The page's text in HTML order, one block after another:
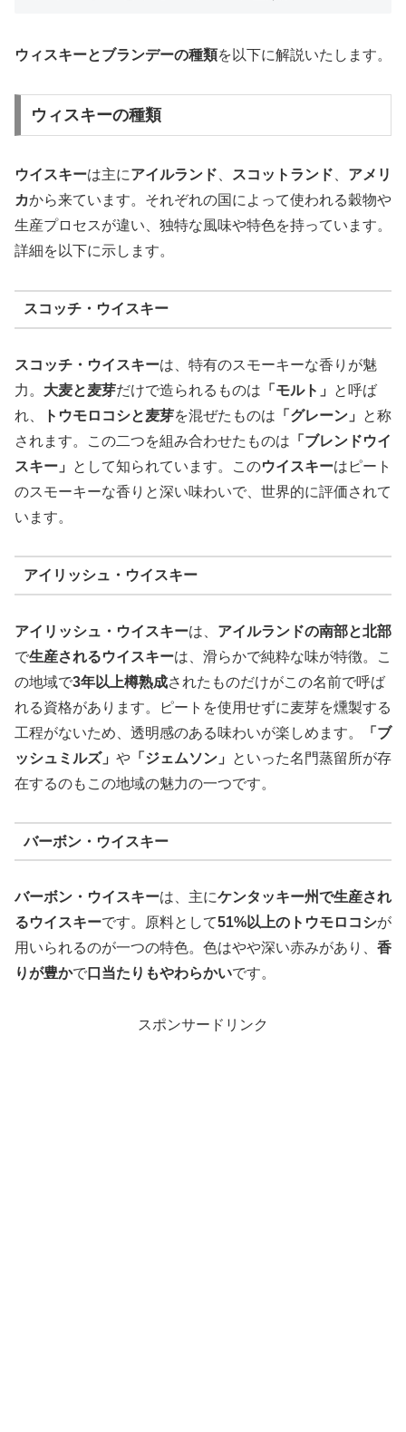
ウィスキーとブランデーの種類を以下に解説いたします。
ウィスキーの種類
ウイスキーは主にアイルランド スコットランド
アメリ
カから来ています。それぞれの国によって使われる穀物や
生産プロセスが違い、独特な風味や特色を持っています。
詳細を以下に示します。
スコッチ・ウイスキー
スコッチ・ウイスキーは、特有のスモーキーな香りが魅
力。 大麦と麦芽だけで造られるものは 「モルト」
と呼ば
れ、
トウモロコシと麦芽を混ぜたものは 「グレーン」
と称
されます。この二つを組み合わせたものは 「ブレンドウイ
スキー」
として知られています。このウイスキーはピート
のスモーキーな香りと深い味わいで、世界的に評価されて
います。
アイリッシュ・ウイスキー
アイリッシュ・ウイスキーは、 アイルランドの南部と北部
で生産されるウイスキーは、滑らかで純粋な味が特徴。こ
の地域で3年以上樽熟成されたものだけがこの名前で呼ば
れる資格があります。ピートを使用せずに麦芽を燻製する
工程がないため、透明感のある味わいが楽しめます。
「ブ
ッシュミルズ」 や 「ジェムソン」
といった名門蒸留所が存
在するのもこの地域の魅力の一つです。
バーボン・ウイスキー
バーボン・ウイスキーは、主にケンタッキー州で生産され
るウイスキーです。原料として51%以上のトウモロコシが
用いられるのが一つの特色。色はやや深い赤みがあり、 香
りが豊かで口当たりもやわらかいです。
スポンサードリンク